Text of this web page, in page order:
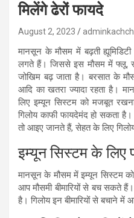
मिलेंगे ढेरों फायदे
August 2, 2023
मानसून के मौसम में बढ़ती
लगते हैं। जिससे इस मौसम में फ्लू,
जोखिम बढ़ जाता है। बरसात के
आदि का खतरा ज्यादा रहता है।
लिए इम्यून सिस्टम को मजबूत
गिलोय काफी फायदेमंद हो सकता
तो आइए जानते हैं, सेहत के लिए
इम्यून सिस्टम के लिए
मानसून के मौसम में इम्यून सिस्टम
आप मौसमी बीमारियों से बच सकते
है। गिलोय इन बीमारियों से बचाने